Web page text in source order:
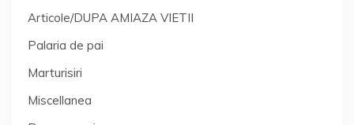
Articole/DUPA AMIAZA VIETII
Palaria de pai
Marturisiri
Miscellanea